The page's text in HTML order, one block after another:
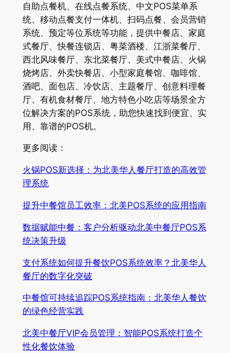
自助点餐机、在线点餐系统、中文POS菜单系
统、移动点餐支付一体机、扫码点餐、会员营销
系统、预定等位系统等功能，提供中餐店、家庭
式餐厅、快餐连锁店、粤菜酒楼、江浙菜餐厅、
西北风味餐厅、东北菜餐厅、美式中餐店、火锅
烧烤店、外卖快餐店、小型家庭餐馆、咖啡馆、
酒吧、面包店、冷饮店、主题餐厅、创意料理餐
厅、有机食材餐厅、地方特色小吃店等场景全方
位解决方案的POS系统，助您快速找到便宜、实
用、靠谱的POS机。
更多阅读：
火锅POS新选择：为北美华人餐厅打造的高效管
理系统
提升中餐馆员工效率：北美POS系统的应用指南
数据赋能中餐：客户分析驱动北美中餐厅POS系
统决策升级
支付系统如何提升餐饮POS系统效率？北美华人
餐厅的数字化突破
中餐馆可持续追踪POS系统指南：北美华人餐饮
的绿色经营实践
北美中餐厅VIP会员管理：智能POS系统打造个
性化餐饮体验